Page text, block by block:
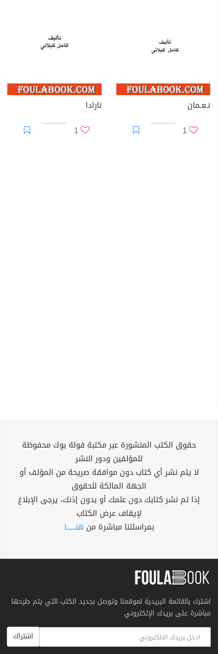
نـعـمان
1
نارادا
1
حقوق الكتب المنشورة عبر مكتبة فولة بوك محفوظة
للمؤلفين ودور النشر
لا يتم نشر أي كتاب دون موافقة صريحة من المؤلف أو
الجهة المالكة للحقوق
إذا تم نشر كتابك دون علمك أو بدون إذنك، يرجى الإبلاغ
لإيقاف عرض الكتاب
بمراسلتنا مباشرة من هنــــــا
اشترك بالقائمة البريدية لموقعنا وتوصل بجديد الكتب التي يتم طرحها
مباشرة على بريدك الإلكتروني
اشتراك